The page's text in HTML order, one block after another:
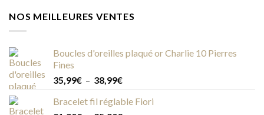
NOS MEILLEURES VENTES
Boucles d'oreilles plaqué or Charlie 10 Pierres
Fines
35,99€ – 38,99€Plage
prix :
Bracelet fil réglable Fiori